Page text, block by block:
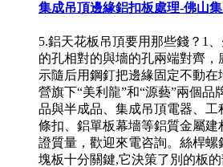
集成吊頂邊緣鋁扣板處理-佛山
5.鋁天花板吊頂要用那些錢？1
的孔相對的與墻的孔兩端對齊
示隨后用鋼釘把邊緣固定不動
營旗下“美利龍”和“源藝”兩個品
品與半成品、集成吊頂電器、工
條扣、鋁單板幕墻等鋁質金屬建
證質量，歡迎來電咨詢。絲桿螺
塊板十分關鍵,它決策了別的板的